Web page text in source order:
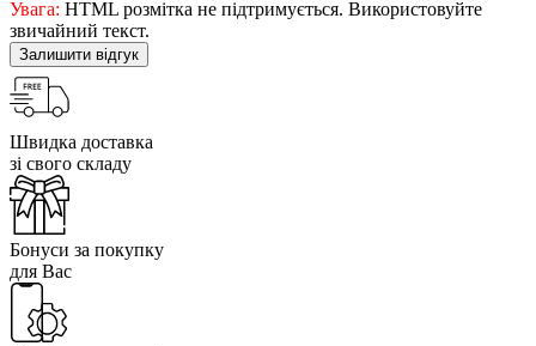
Увага: HTML розмітка не підтримується. Використовуйте
звичайний текст.
Залишити відгук
Швидка доставка
зі свого складу
Бонуси за покупку
для Вас